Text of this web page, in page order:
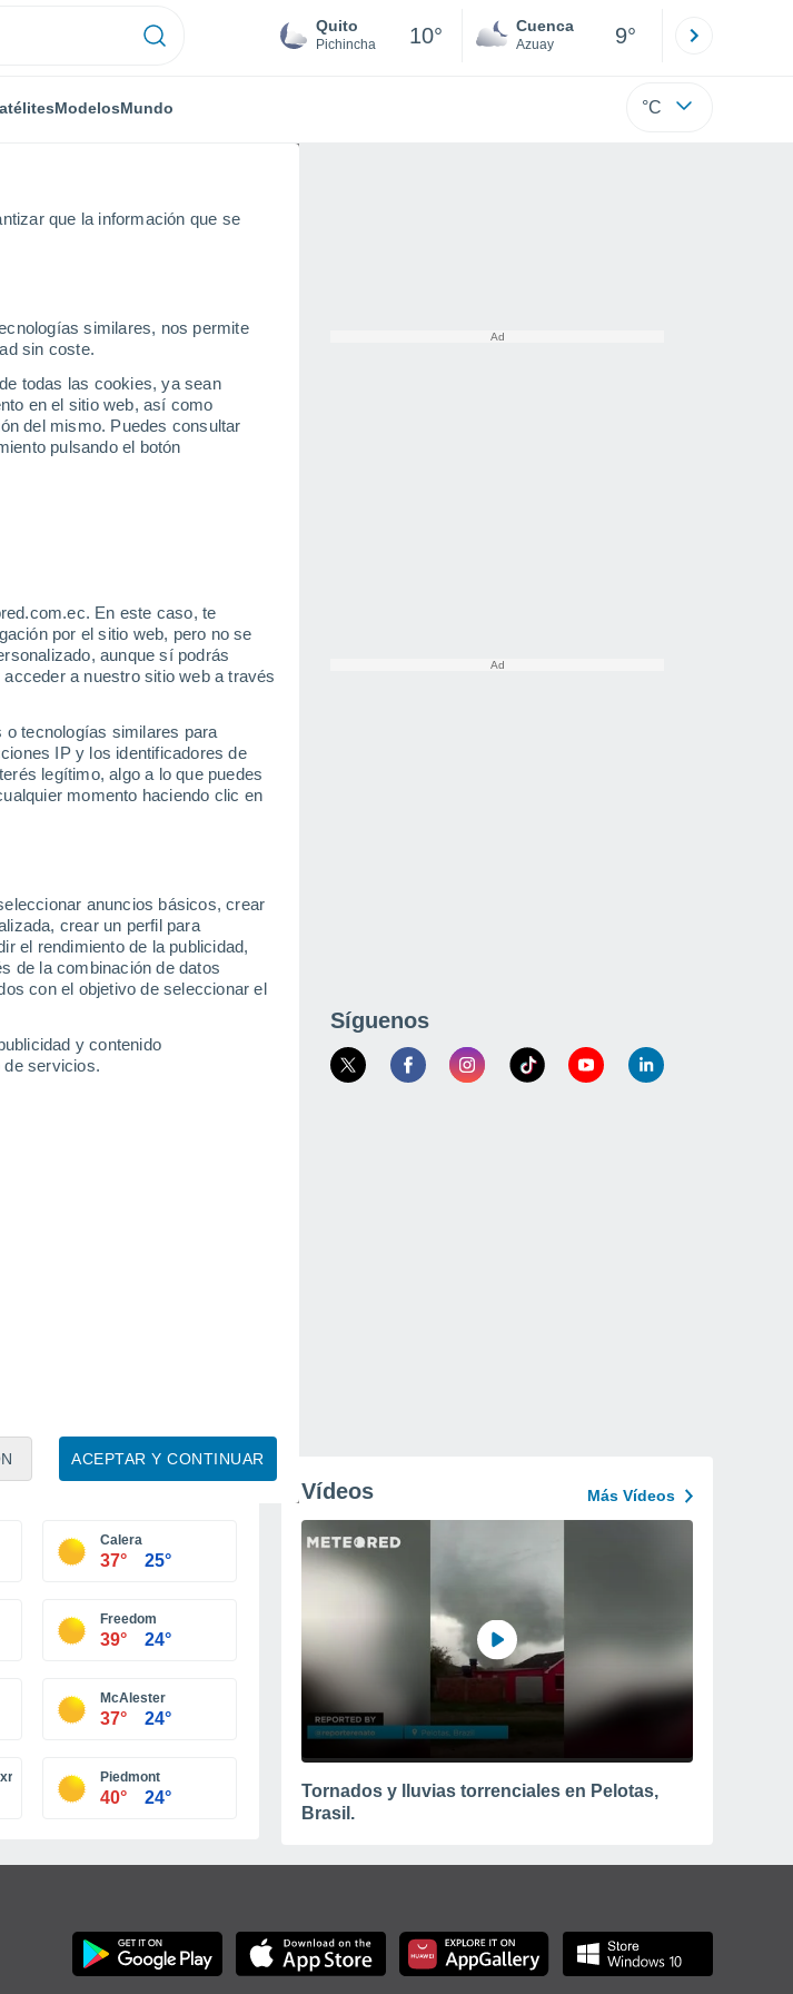
que la información que se
similares, nos permite
sin coste.
todas las cookies, ya sean
en el sitio web, así como
del mismo. Puedes consultar
pulsando el botón
En este caso, te
por el sitio web, pero no se
aunque sí podrás
a nuestro sitio web a través
tecnologías similares para
IP y los identificadores de
legítimo, algo a lo que puedes
momento haciendo clic en
anuncios básicos, crear
crear un perfil para
el rendimiento de la publicidad,
de la combinación de datos
con el objetivo de seleccionar el
y contenido
de servicios.
ACEPTAR Y CONTINUAR
Quito
Pichincha 10° Cuenca
Azuay 9°
ModelosMundo °C
37°
24°
39°
23°
Vinita
Síguenos
Calera
37° 25°
Freedom
39° 24°
McAlester
37° 24°
Piedmont
40° 24°
Vídeos Más Vídeos
Tornados y lluvias torrenciales en Pelotas,
Brasil.